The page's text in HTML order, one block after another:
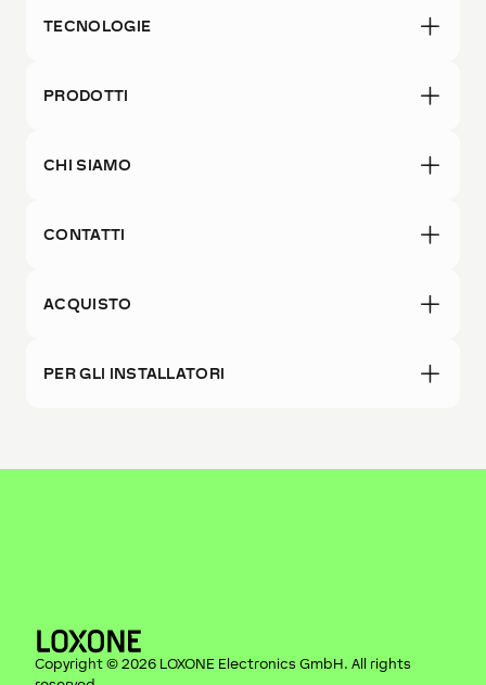
TECNOLOGIE
PRODOTTI
CHI SIAMO
CONTATTI
ACQUISTO
PER GLI INSTALLATORI
Copyright © 2026 LOXONE Electronics GmbH. All rights